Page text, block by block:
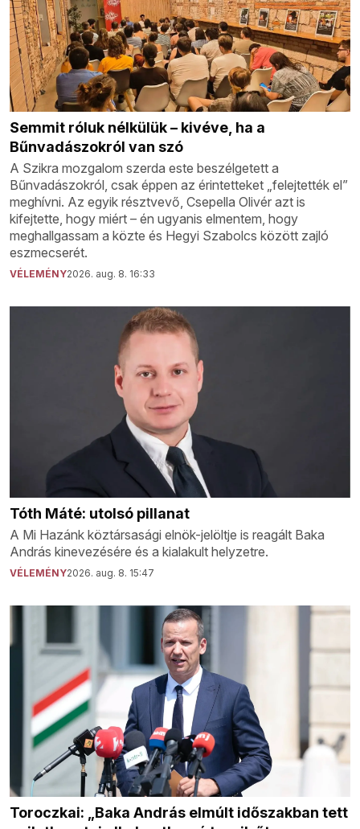
Semmit róluk nélkülük – kivéve, ha a
Bűnvadászokról van szó
A Szikra mozgalom szerda este beszélgetett a
Bűnvadászokról, csak éppen az érintetteket „felejtették el”
meghívni. Az egyik résztvevő, Csepella Olivér azt is
kifejtette, hogy miért – én ugyanis elmentem, hogy
meghallgassam a közte és Hegyi Szabolcs között zajló
eszmecserét.
VÉLEMÉNY2026. aug. 8. 16:33
Tóth Máté: utolsó pillanat
A Mi Hazánk köztársasági elnök-jelöltje is reagált Baka
András kinevezésére és a kialakult helyzetre.
VÉLEMÉNY2026. aug. 8. 15:47
Toroczkai: „Baka András elmúlt időszakban tett